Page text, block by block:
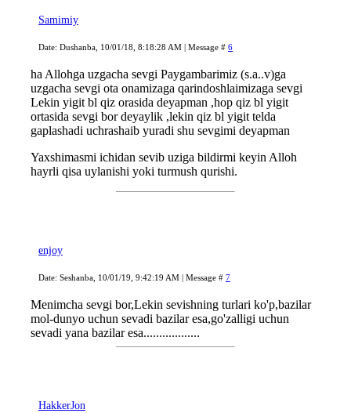
Samimiy
Date: Dushanba, 10/01/18, 8:18:28 AM | Message # 6
ha Allohga uzgacha sevgi Paygambarimiz (s.a..v)ga
uzgacha sevgi ota onamizaga qarindoshlaimizaga sevgi
Lekin yigit bl qiz orasida deyapman ,hop qiz bl yigit
ortasida sevgi bor deyaylik ,lekin qiz bl yigit telda
gaplashadi uchrashaib yuradi shu sevgimi deyapman
Yaxshimasmi ichidan sevib uziga bildirmi keyin Alloh
hayrli qisa uylanishi yoki turmush qurishi.
enjoy
Date: Seshanba, 10/01/19, 9:42:19 AM | Message # 7
Menimcha sevgi bor,Lekin sevishning turlari ko'p,bazilar
mol-dunyo uchun sevadi bazilar esa,go'zalligi uchun
sevadi yana bazilar esa..................
HakkerJon